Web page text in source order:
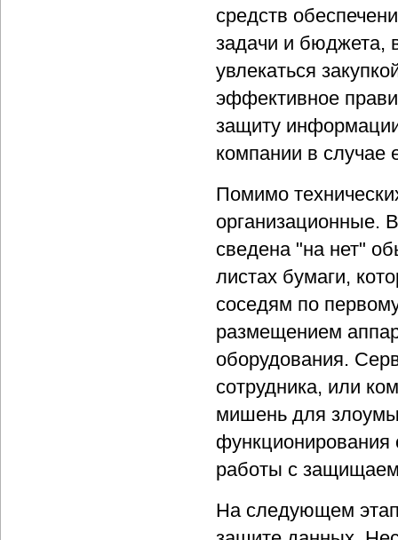
средств
задачи и бюджета,
увлекаться
эффективное
защиту
компании в случае
Помимо
организационные.
сведена "на нет"
листах бумаги,
соседям по
размещением
оборудования.
сотрудника, или
мишень для
работы с
На следующем